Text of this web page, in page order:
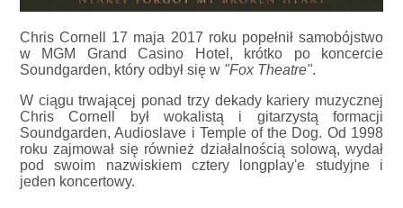
Chris Cornell 17 maja 2017 roku popełnił samobójstwo
w MGM Grand Casino Hotel, krótko po koncercie
Soundgarden, który odbył się w "Fox Theatre".
W ciągu trwającej ponad trzy dekady kariery muzycznej
Chris Cornell był wokalistą i gitarzystą formacji
Soundgarden, Audioslave i Temple of the Dog. Od 1998
roku zajmował się również działalnością solową, wydał
pod swoim nazwiskiem cztery longplay'e studyjne i
jeden koncertowy.